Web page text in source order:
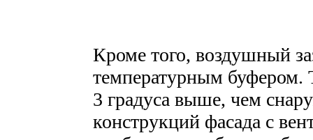
Кроме того, воздушный
температурным буфером.
3 градуса выше, чем
конструкций фасада с